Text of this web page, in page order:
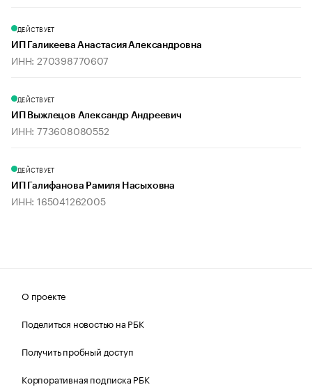
ДЕЙСТВУЕТ
ИП Галикеева Анастасия Александровна
ИНН: 270398770607
ДЕЙСТВУЕТ
ИП Выжлецов Александр Андреевич
ИНН: 773608080552
ДЕЙСТВУЕТ
ИП Галифанова Рамиля Насыховна
ИНН: 165041262005
О проекте
Поделиться новостью на РБК
Получить пробный доступ
Корпоративная подписка РБК